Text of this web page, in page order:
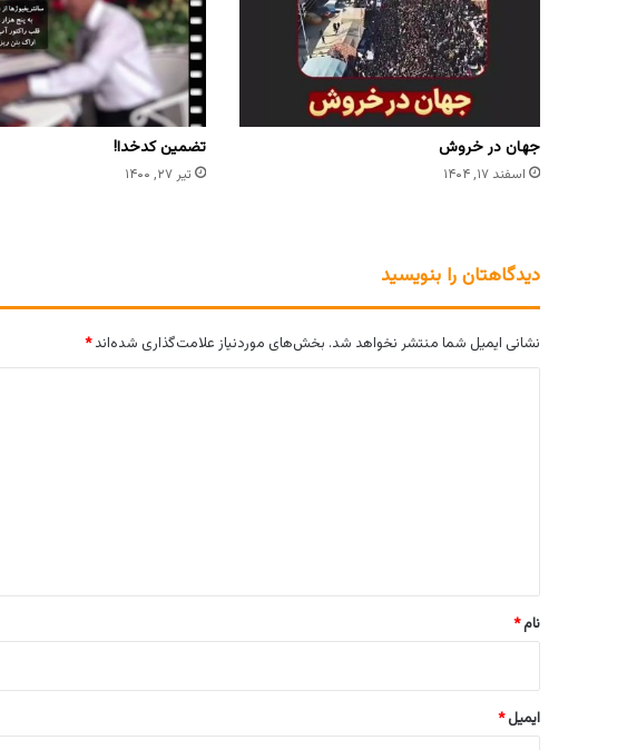
جهان در خروش
اسفند ۱۷, ۱۴۰۴
تضمین کدخدا!
تیر ۲۷, ۱۴۰۰
دیدگاهتان را بنویسید
نشانی ایمیل شما منتشر نخواهد شد. بخش‌های موردنیاز علامت‌گذاری شده‌اند*
نام*
ایمیل*